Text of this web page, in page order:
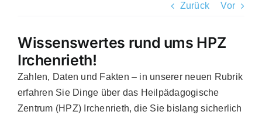
Zurück Vor
Wissenswertes rund ums HPZ
Irchenrieth!
Zahlen, Daten und Fakten – in unserer neuen Rubrik
erfahren Sie Dinge über das Heilpädagogische
Zentrum (HPZ) Irchenrieth, die Sie bislang sicherlich